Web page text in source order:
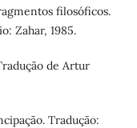
filosóficos.
Zahar, 1985.
de Artur
Tradução: